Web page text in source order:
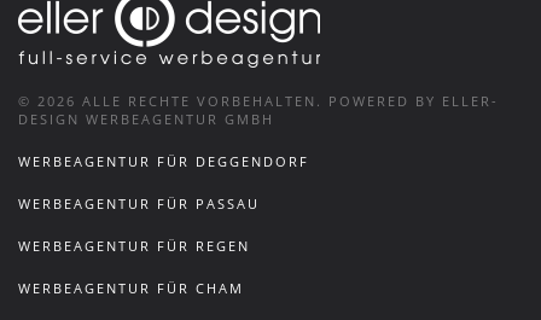
© 2026 ALLE RECHTE VORBEHALTEN. POWERED BY ELLER-
DESIGN WERBEAGENTUR GMBH
WERBEAGENTUR FÜR DEGGENDORF
WERBEAGENTUR FÜR PASSAU
WERBEAGENTUR FÜR REGEN
WERBEAGENTUR FÜR CHAM